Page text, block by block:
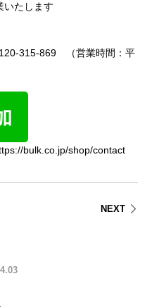
いたします
315-869 （営業時間：平
bulk.co.jp/shop/contact
NEXT